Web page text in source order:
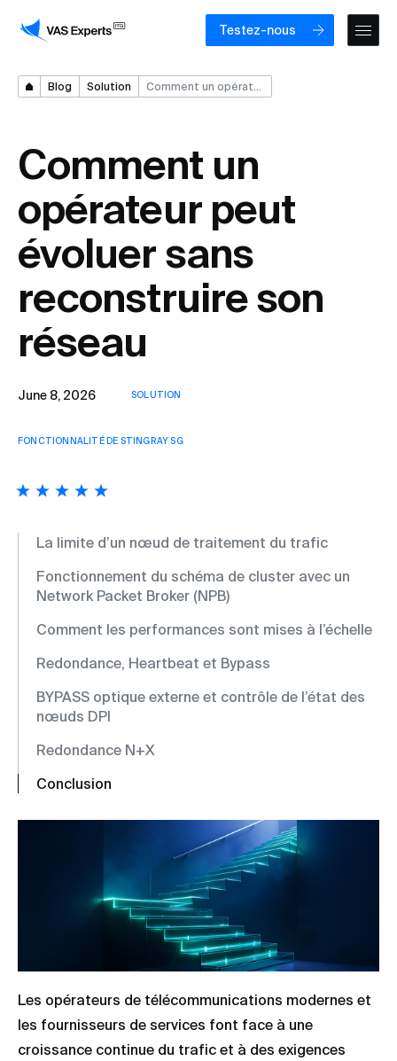
Testez-nous
Blog Solution
Comment un
opérateur peut
évoluer sans
reconstruire son
réseau
June 8, 2026 SOLUTION
FONCTIONNALITÉ DE STINGRAY SG
Les opérateurs de télécommunications modernes et
les fournisseurs de services font face à une
croissance continue du trafic et à des exigences
La limite d’un nœud de traitement du trafic
Fonctionnement du schéma de cluster avec un
Network Packet Broker (NPB)
Comment les performances sont mises à l’échelle
Redondance, Heartbeat et Bypass
BYPASS optique externe et contrôle de l’état des
nœuds DPI
Redondance N+X
Conclusion